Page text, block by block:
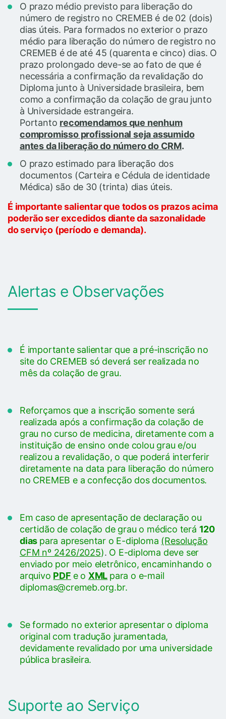
O prazo médio previsto para liberação do
número de registro no CREMEB é de 02 (dois)
dias úteis. Para formados no exterior o prazo
médio para liberação do número deregistro no
CREMEB é de até 45 (quarenta e cinco) dias. O
prazo prolongado deve-se ao fato de que é
necessária a confirmação da revalidação do
Diploma junto à Universidade brasileira, bem
como a confirmação da colação de grau junto
à Universidade estrangeira.
Portanto recomendamos que nenhum
compromisso profissional seja assumido
antes da liberação do número do CRM.
O prazo estimado para liberação dos
documentos (Carteira e Cédula de identidade
Médica) são de 30 (trinta) dias úteis.
É importante salientar que todos os prazos acima
poderão ser excedidos diante da sazonalidade
do serviço (período e demanda).
Alertas e Observações
É importante salientar que a pré-inscrição no
site do CREMEB só deverá ser realizada no
mês da colação de grau.
Reforçamos que a inscrição somente será
realizada após a confirmação da colação de
grau no curso de medicina, diretamente com a
instituição de ensino onde colou grau e/ou
realizou a revalidação, o que poderá interferir
diretamente na data para liberação do número
no CREMEB e a confecção dos documentos.
Em caso de apresentação de declaração ou
certidão de colação de grau o médico terá 120
dias para apresentar o E-diploma (Resolução
CFM nº 2426/2025). O E-diploma deve ser
enviado por meio eletrônico, encaminhando o
arquivo PDF e o XML para o e-mail
diplomas@cremeb.org.br.
Se formado no exterior apresentar o diploma
original com tradução juramentada,
devidamente revalidado por uma universidade
pública brasileira.
Suporte ao Serviço